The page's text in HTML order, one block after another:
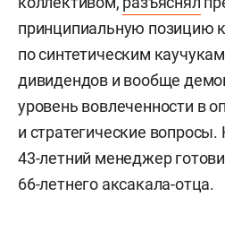
принципиальную позицию
по синтетическим
дивидендов и вообще
уровень вовлеченности в
и стратегические
43-летний менеджер
66-летнего аксакала-отца.